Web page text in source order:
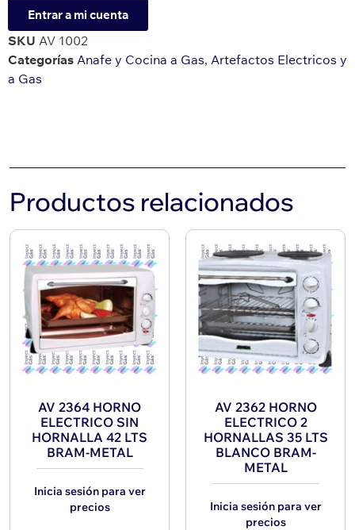
Entrar a mi cuenta
SKU AV 1002
Categorías Anafe y Cocina a Gas, Artefactos Electricos y
a Gas
Productos relacionados
AV 2364 HORNO
ELECTRICO SIN
HORNALLA 42 LTS
BRAM-METAL
Inicia sesión para ver
precios
AV 2362 HORNO
ELECTRICO 2
HORNALLAS 35 LTS
BLANCO BRAM-
METAL
Inicia sesión para ver
precios